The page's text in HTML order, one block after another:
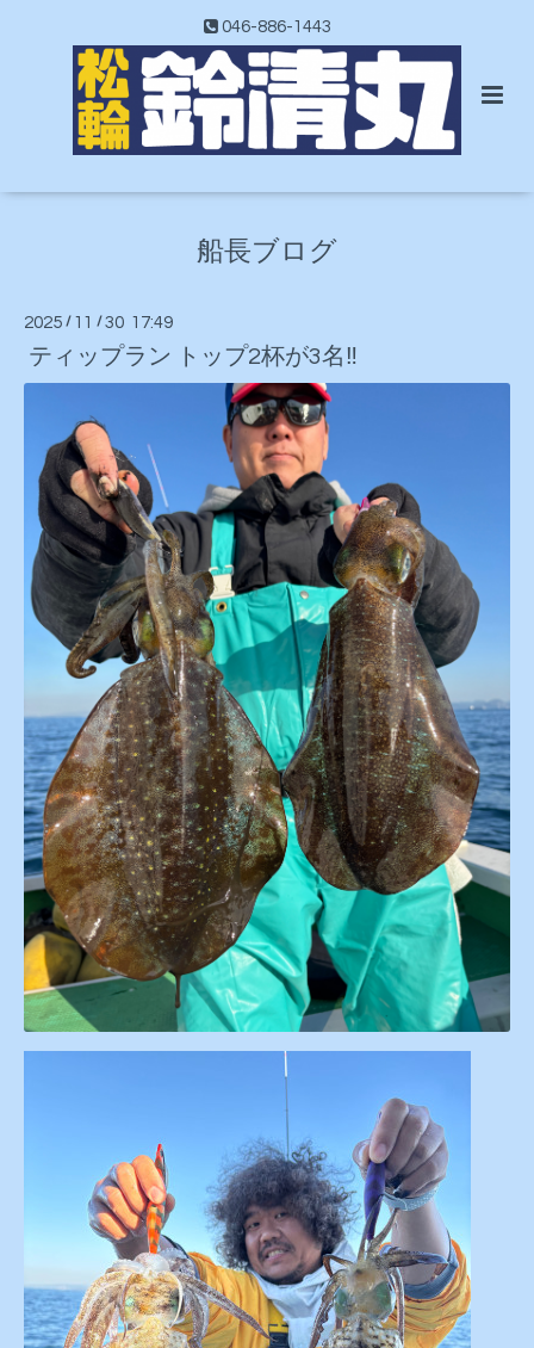
046-886-1443
船長ブログ
2025 / 11 /30 17:49
ティップラン トップ2杯が3名‼️